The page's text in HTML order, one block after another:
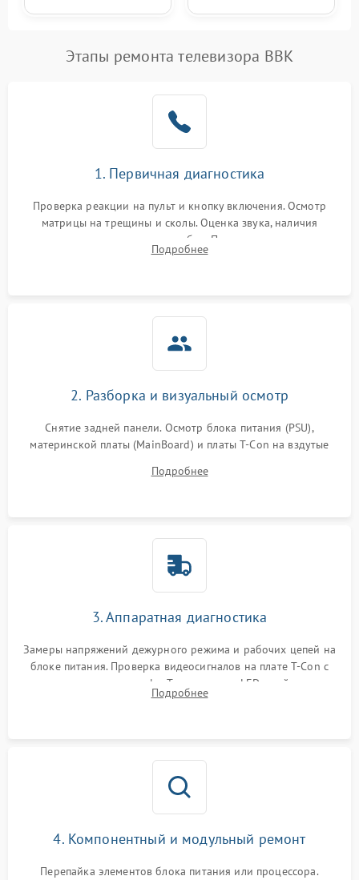
Этапы ремонта телевизора BBK
1. Первичная диагностика
Проверка реакции на пульт и кнопку включения. Осмотр
матрицы на трещины и сколы. Оценка звука, наличия
подсветки и индикаторов ошибок. Подключение тестовых
источников сигнала для выявления симптомов поломки.
Подробнее
2. Разборка и визуальный осмотр
Снятие задней панели. Осмотр блока питания (PSU),
материнской платы (MainBoard) и платы T-Con на вздутые
Проверка надежности фиксации и целостности шлейфов.
Подробнее
3. Аппаратная диагностика
Замеры напряжений дежурного режима и рабочих цепей на
блоке питания. Проверка видеосигналов на плате T-Con с
помощью осциллографа. Тестирование LED-драйвера и
светодиодных планок подсветки мультиметром.
Подробнее
4. Компонентный и модульный ремонт
Перепайка элементов блока питания или процессора.